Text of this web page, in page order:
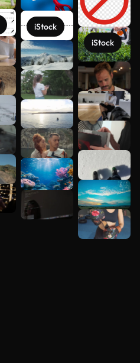
iStock
iStock
Voir plus